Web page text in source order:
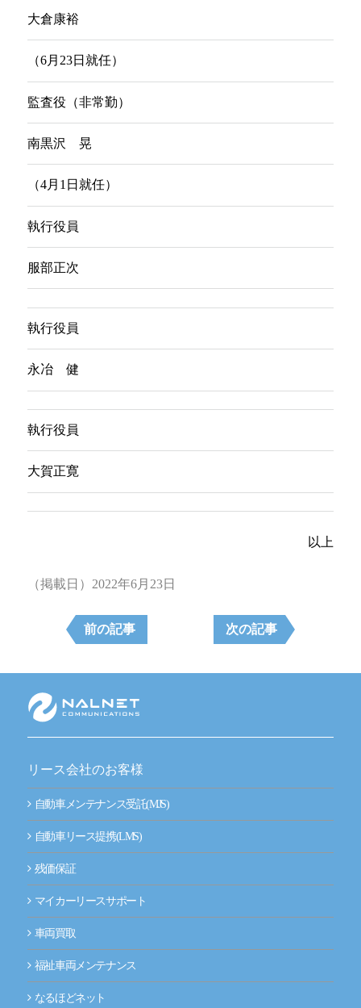
大倉康裕
（6月23日就任）
監査役（非常勤）
南黒沢 晃
（4月1日就任）
執行役員
服部正次
執行役員
永冶 健
執行役員
大賀正寛
以上
（掲載日）2022年6月23日
前の記事 次の記事
リース会社のお客様
自動車メンテナンス受託(MJS)
自動車リース提携(LMS)
残価保証
マイカーリースサポート
車両買取
福祉車両メンテナンス
なるほどネット